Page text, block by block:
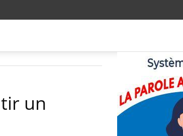
un